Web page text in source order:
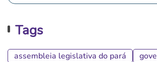
Tags
assembleia legislativa do pará